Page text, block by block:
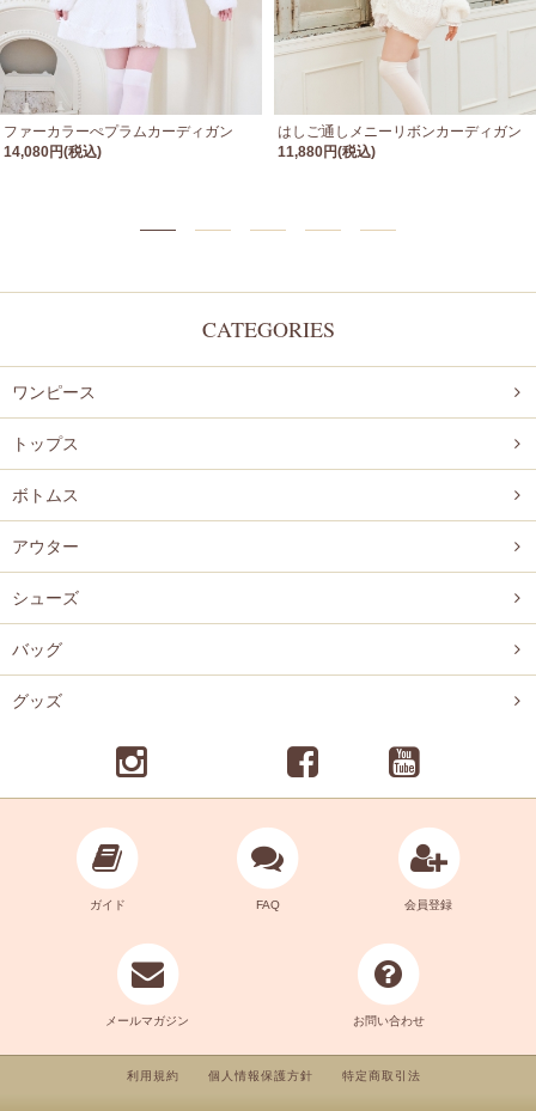
ファーカラーぺプラムカーディガン
14,080円(税込)
はしご通しメニーリボンカーディガン
11,880円(税込)
CATEGORIES
ワンピース
トップス
ボトムス
アウター
シューズ
バッグ
グッズ
ガイド FAQ 会員登録
メールマガジン お問い合わせ
利用規約 個人情報保護方針 特定商取引法